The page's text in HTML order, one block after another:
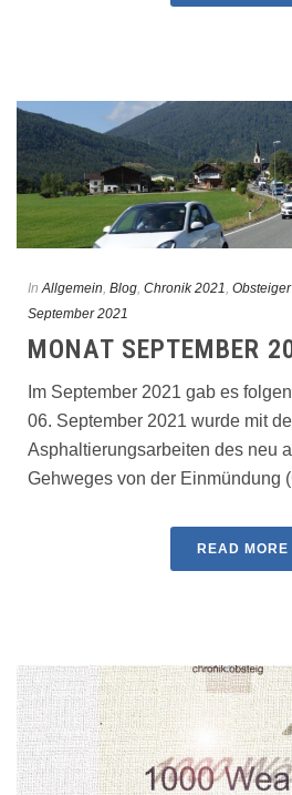
In Allgemein, Blog, Chronik 2021,
September 2021
MONAT SEPTEMBER
Im September 2021 gab es
06. September 2021 wurde mit
Asphaltierungsarbeiten des neu
Gehweges von der Einmündung
READ MORE